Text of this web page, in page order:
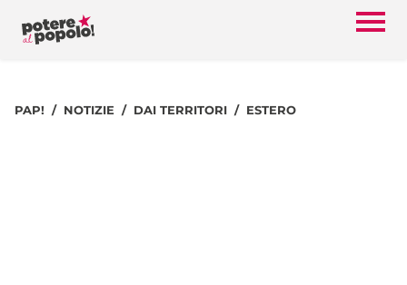
PAP! NOTIZIE DAI TERRITORI ESTERO